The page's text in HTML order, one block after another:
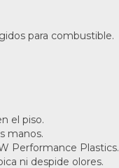
para combustible.
el piso.
manos.
Performance Plastics.
ni despide olores.